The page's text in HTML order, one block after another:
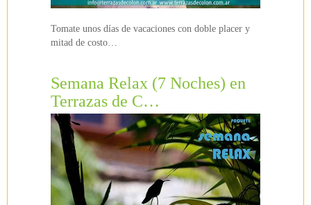
Tomate unos días de vacaciones con doble placer y
mitad de costo…
Semana Relax (7 Noches) en
Terrazas de C…